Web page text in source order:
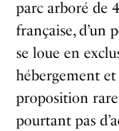
parc arboré de
française, d’un
se loue en
hébergement et
proposition
pourtant pas